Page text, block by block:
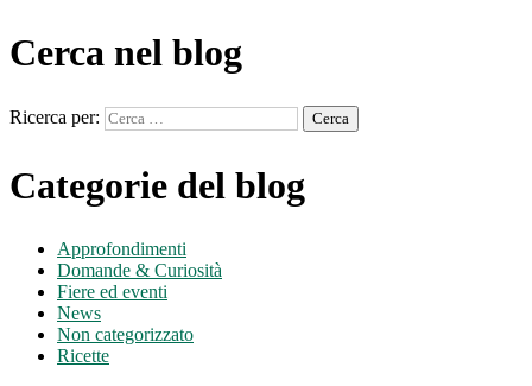
Cerca nel blog
Ricerca per:
Categorie del blog
Approfondimenti
Domande & Curiosità
Fiere ed eventi
News
Non categorizzato
Ricette